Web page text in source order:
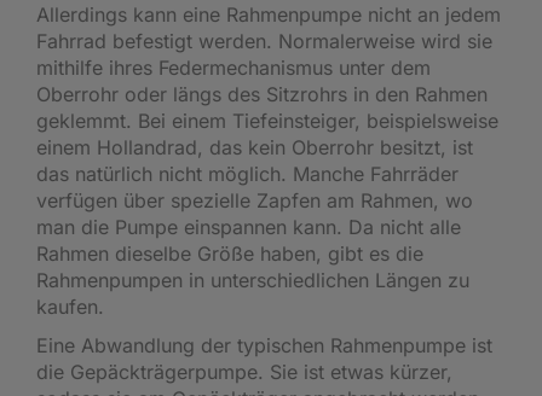
Allerdings kann eine Rahmenpumpe nicht an jedem
Fahrrad befestigt werden. Normalerweise wird sie
mithilfe ihres Federmechanismus unter dem
Oberrohr oder längs des Sitzrohrs in den Rahmen
geklemmt. Bei einem Tiefeinsteiger, beispielsweise
einem Hollandrad, das kein Oberrohr besitzt, ist
das natürlich nicht möglich. Manche Fahrräder
verfügen über spezielle Zapfen am Rahmen, wo
man die Pumpe einspannen kann. Da nicht alle
Rahmen dieselbe Größe haben, gibt es die
Rahmenpumpen in unterschiedlichen Längen zu
kaufen.
Eine Abwandlung der typischen Rahmenpumpe ist
die Gepäckträgerpumpe. Sie ist etwas kürzer,